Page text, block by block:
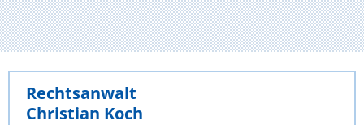
Rechtsanwalt
Christian Koch